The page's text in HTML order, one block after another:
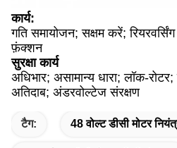
कार्य:
गति समायोजन; सक्षम करें;
फ़ंक्शन
सुरक्षा कार्य
अधिभार; असामान्य धारा; लॉक-
अतिदाब; अंडरवोल्टेज संरक्षण
टैग: 48 वोल्ट डीसी मोटर